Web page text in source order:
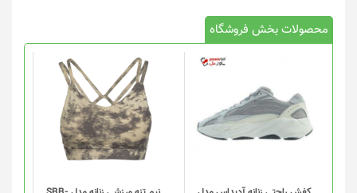
محصولات بخش فروشگاه
این
محصول
دارای
انواع
مختلفی
می